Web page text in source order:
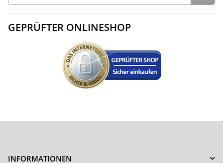
GEPRÜFTER ONLINESHOP
INFORMATIONEN